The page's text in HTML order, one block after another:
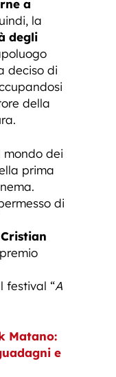
a
la
degli
deciso di
della
dei
prima
di
Cristian
festival “A
Matano:
e